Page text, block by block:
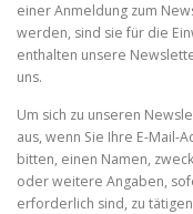
einer Anmeldung zum
werden, sind sie für die
enthalten unsere
uns.
Um sich zu unseren
aus, wenn Sie Ihre E-Mail-
bitten, einen Namen,
oder weitere Angaben,
erforderlich sind, zu